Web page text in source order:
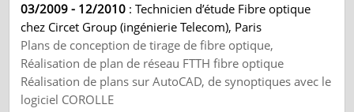
03/2009 - 12/2010 : Technicien d’étude Fibre optique
chez Circet Group (ingénierie Telecom), Paris
Plans de conception de tirage de fibre optique,
Réalisation de plan de réseau FTTH fibre optique
Réalisation de plans sur AutoCAD, de synoptiques avec le
logiciel COROLLE